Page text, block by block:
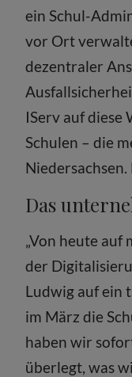
ein Schul-
vor Ort
dezentraler
IServ auf diese
Schulen – die
Das
„Von heute auf
der
Ludwig auf ein
im März die
haben wir
überlegt, was